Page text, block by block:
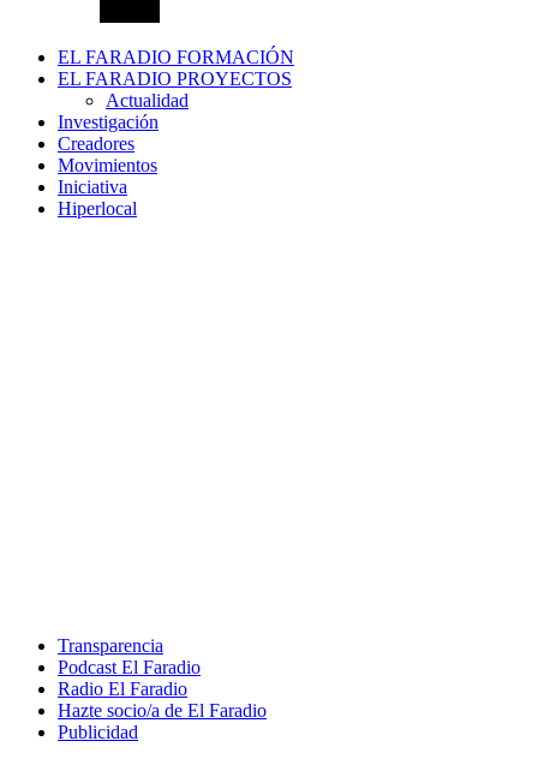
EL FARADIO FORMACIÓN
EL FARADIO PROYECTOS
Actualidad
Investigación
Creadores
Movimientos
Iniciativa
Hiperlocal
Transparencia
Podcast El Faradio
Radio El Faradio
Hazte socio/a de El Faradio
Publicidad